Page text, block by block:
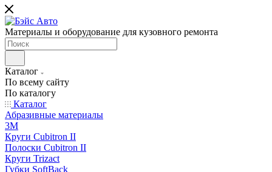
Материалы и оборудование для кузовного ремонта
Каталог
По всему сайту
По каталогу
Каталог
Абразивные материалы
3M
Круги Cubitron II
Полоски Cubitron II
Круги Trizact
Губки SoftBack